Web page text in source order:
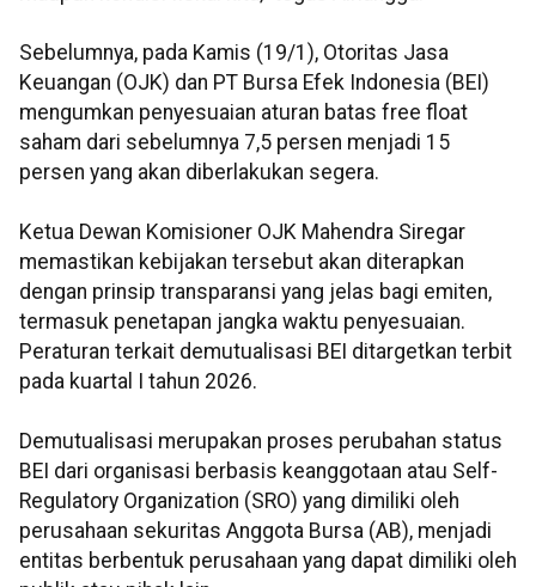
Sebelumnya, pada Kamis (19/1), Otoritas Jasa
Keuangan (OJK) dan PT Bursa Efek Indonesia (BEI)
mengumkan penyesuaian aturan batas free float
saham dari sebelumnya 7,5 persen menjadi 15
persen yang akan diberlakukan segera.
Ketua Dewan Komisioner OJK Mahendra Siregar
memastikan kebijakan tersebut akan diterapkan
dengan prinsip transparansi yang jelas bagi emiten,
termasuk penetapan jangka waktu penyesuaian.
Peraturan terkait demutualisasi BEI ditargetkan terbit
pada kuartal I tahun 2026.
Demutualisasi merupakan proses perubahan status
BEI dari organisasi berbasis keanggotaan atau Self-
Regulatory Organization (SRO) yang dimiliki oleh
perusahaan sekuritas Anggota Bursa (AB), menjadi
entitas berbentuk perusahaan yang dapat dimiliki oleh